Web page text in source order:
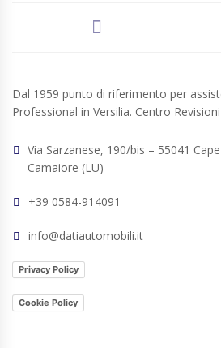
Dal 1959 punto di riferimento per
Professional in Versilia. Centro Revisioni
Via Sarzanese, 190/bis – 55041
Camaiore (LU)
+39 0584-914091
info@datiautomobili.it
Privacy Policy
Cookie Policy